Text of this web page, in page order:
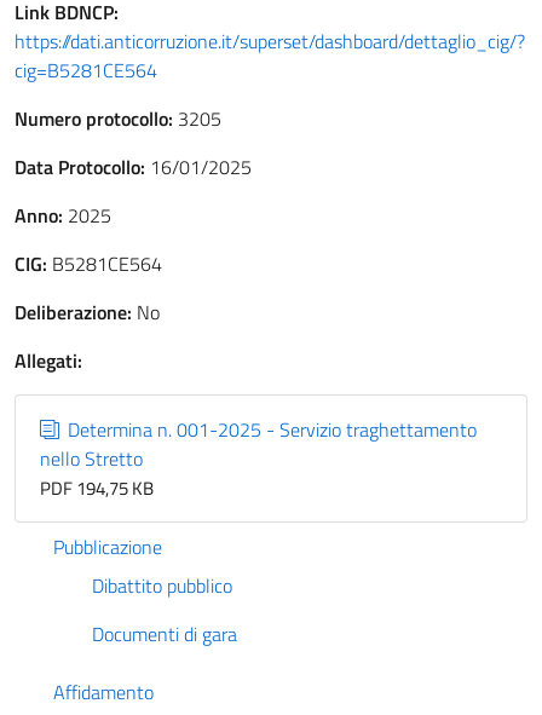
Link BDNCP:
https://dati.anticorruzione.it/superset/dashboard/dettaglio_cig/?
cig=B5281CE564
Numero protocollo: 3205
Data Protocollo: 16/01/2025
Anno: 2025
CIG: B5281CE564
Deliberazione: No
Allegati:
Determina n. 001-2025 - Servizio traghettamento
nello Stretto
PDF 194,75 KB
Pubblicazione
Dibattito pubblico
Documenti di gara
Affidamento